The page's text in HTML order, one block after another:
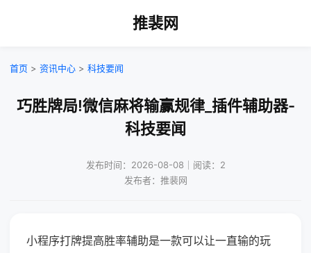
推裴网
首页 > 资讯中心 > 科技要闻
巧胜牌局!微信麻将输赢规律_插件辅助器-
科技要闻
发布时间：2026-08-08｜阅读：2
发布者：推裴网
小程序打牌提高胜率辅助是一款可以让一直输的玩